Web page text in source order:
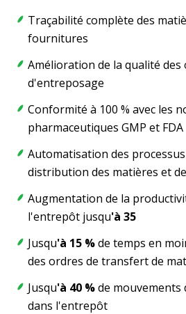
Traçabilité complète des
fournitures
Amélioration de la qualité
d'entreposage
Conformité à 100 % avec les
pharmaceutiques GMP et FDA
Automatisation des
distribution des matières et
Augmentation de la
l'entrepôt jusqu'à 35
Jusqu'à 15 %de temps en
des ordres de transfert de
Jusqu'à 40 %de mouvements
dans l'entrepôt